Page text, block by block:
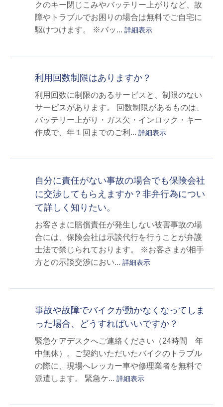
クのキー閉じこみやバッテリー上がりなど、故
障やトラブルでお困りの場合は無料でご自宅に
駆けつけます。 ※バッ... 詳細表示
利用回数制限はありますか？
利用回数に制限のあるサービスと、制限のない
サービスがあります。 回数制限があるものは、
バッテリー上がり・ガス欠・インロック・キー
作成で、年１回までのご利... 詳細表示
自分に責任がない事故の場合でも保険会社
に交渉してもらえますか？非弁行為につい
て詳しく知りたい。
お客さまに賠償責任が発生しない被害事故の場
合には、保険会社は示談代行を行うことが弁護
士法で禁じられております。 ※お客さまが相手
方との示談交渉におい... 詳細表示
事故や故障でバイクが動かなくなってしま
った場合、どうすればいいですか？
緊急ケアデスクへご連絡ください（24時間 年
中無休）。ご契約いただいたバイクのトラブル
の際に、現場へレッカー車や修理業者を無料で
派遣します。 緊急ケ... 詳細表示